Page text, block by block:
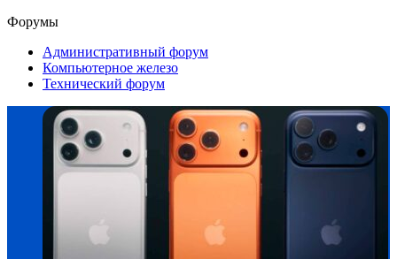
Форумы
Административный форум
Компьютерное железо
Технический форум